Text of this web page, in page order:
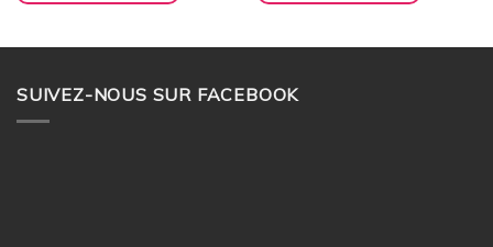
SUIVEZ-NOUS SUR FACEBOOK